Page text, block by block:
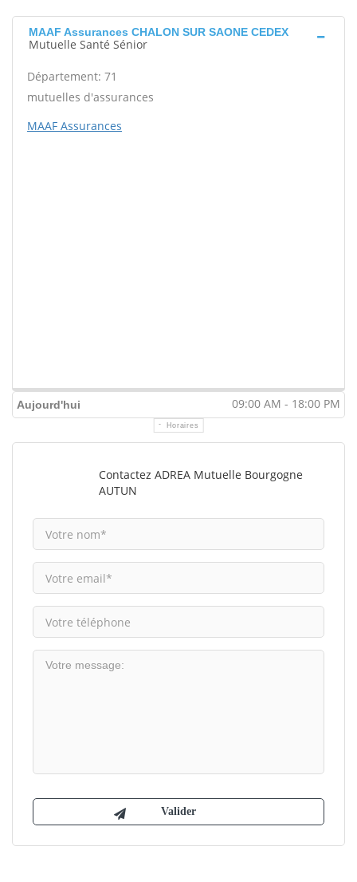
MAAF Assurances CHALON SUR SAONE CEDEX
Mutuelle Santé Sénior
Département: 71
mutuelles d'assurances
MAAF Assurances
Aujourd'hui 09:00 AM - 18:00 PM
Horaires
Contactez ADREA Mutuelle Bourgogne
AUTUN